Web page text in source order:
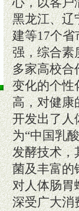
黑龙江、辽
建等17个
强，综合素
多家高校合
变化的个性
高，对健康
开发出了
为“中国乳
发酵技术，
菌及丰富的
对人体肠胃
深受广大消